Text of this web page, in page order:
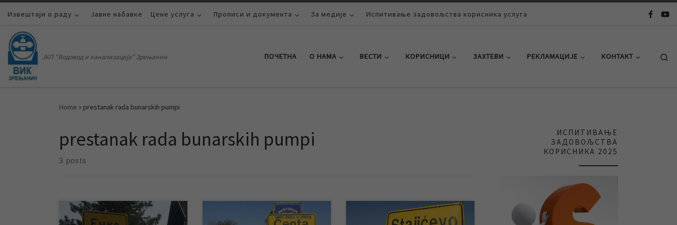
Skip to content
Извештаји о раду Јавне набавке Цене услуга Прописи и документа За медије Испитивање задовољства корисника услуга
ЈКП "Водовод и канализација" Зрењанин ПОЧЕТНА О НАМА ВЕСТИ КОРИСНИЦИ ЗАХТЕВИ РЕКЛАМАЦИЈЕ КОНТАКТ
Home » prestanak rada bunarskih pumpi
prestanak rada bunarskih pumpi
3 posts
За уторак 22.08.2017. године
За четвртак 01.06.2017. године
За данас 20.04.2017. године
ИСПИТИВАЊЕ
ЗАДОВОЉСТВА
КОРИСНИКА 2025